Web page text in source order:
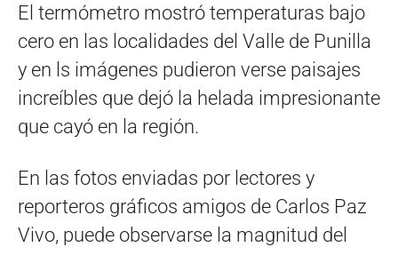
El termómetro mostró temperaturas bajo
cero en las localidades del Valle de Punilla
y en ls imágenes pudieron verse paisajes
increíbles que dejó la helada impresionante
que cayó en la región.
En las fotos enviadas por lectores y
reporteros gráficos amigos de Carlos Paz
Vivo, puede observarse la magnitud del